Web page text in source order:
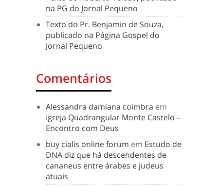
na PG do Jornal Pequeno
Texto do Pr. Benjamin de Souza,
publicado na Página Gospel do
Jornal Pequeno
Comentários
Alessandra damiana coimbra em
Igreja Quadrangular Monte Castelo –
Encontro com Deus
buy cialis online forum em Estudo de
DNA diz que há descendentes de
cananeus entre árabes e judeus
atuais